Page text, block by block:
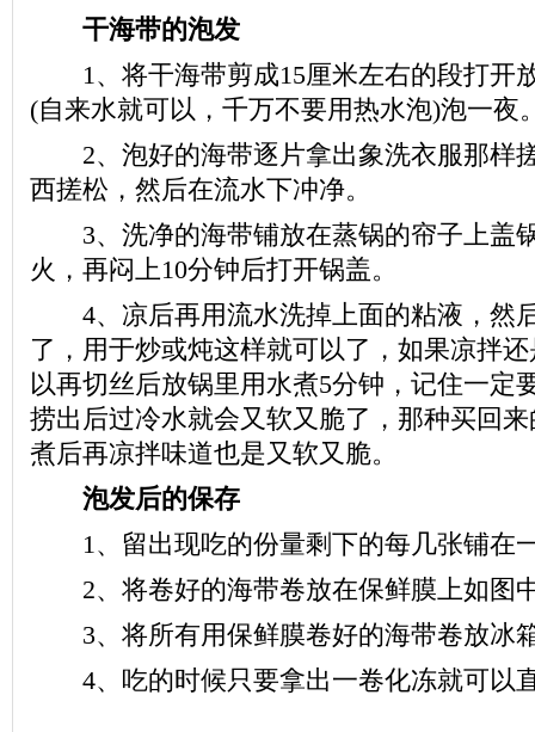
干海带的泡发
1、将干海带剪成15厘米左右的段打开
(自来水就可以，千万不要用热水泡)泡一夜
2、泡好的海带逐片拿出象洗衣服那样
西搓松，然后在流水下冲净。
3、洗净的海带铺放在蒸锅的帘子上盖
火，再闷上10分钟后打开锅盖。
4、凉后再用流水洗掉上面的粘液，然
了，用于炒或炖这样就可以了，如果凉拌
以再切丝后放锅里用水煮5分钟，记住一定
捞出后过冷水就会又软又脆了，那种买回
煮后再凉拌味道也是又软又脆。
泡发后的保存
1、留出现吃的份量剩下的每几张铺在
2、将卷好的海带卷放在保鲜膜上如图
3、将所有用保鲜膜卷好的海带卷放冰
4、吃的时候只要拿出一卷化冻就可以